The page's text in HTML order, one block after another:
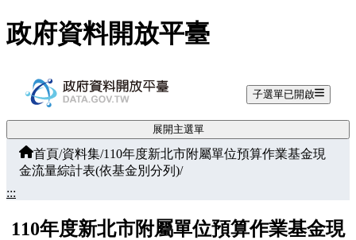
跳至主要內容
政府資料開放平臺
子選單已開啟
展開主選單
首頁/資料集/110年度新北市附屬單位預算作業基金現
金流量綜計表(依基金別分列)/
:::
110年度新北市附屬單位預算作業基金現